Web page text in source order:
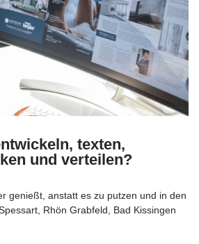
texten,
und verteilen?
genießt, anstatt es zu putzen und in den
Rhön Grabfeld, Bad Kissingen